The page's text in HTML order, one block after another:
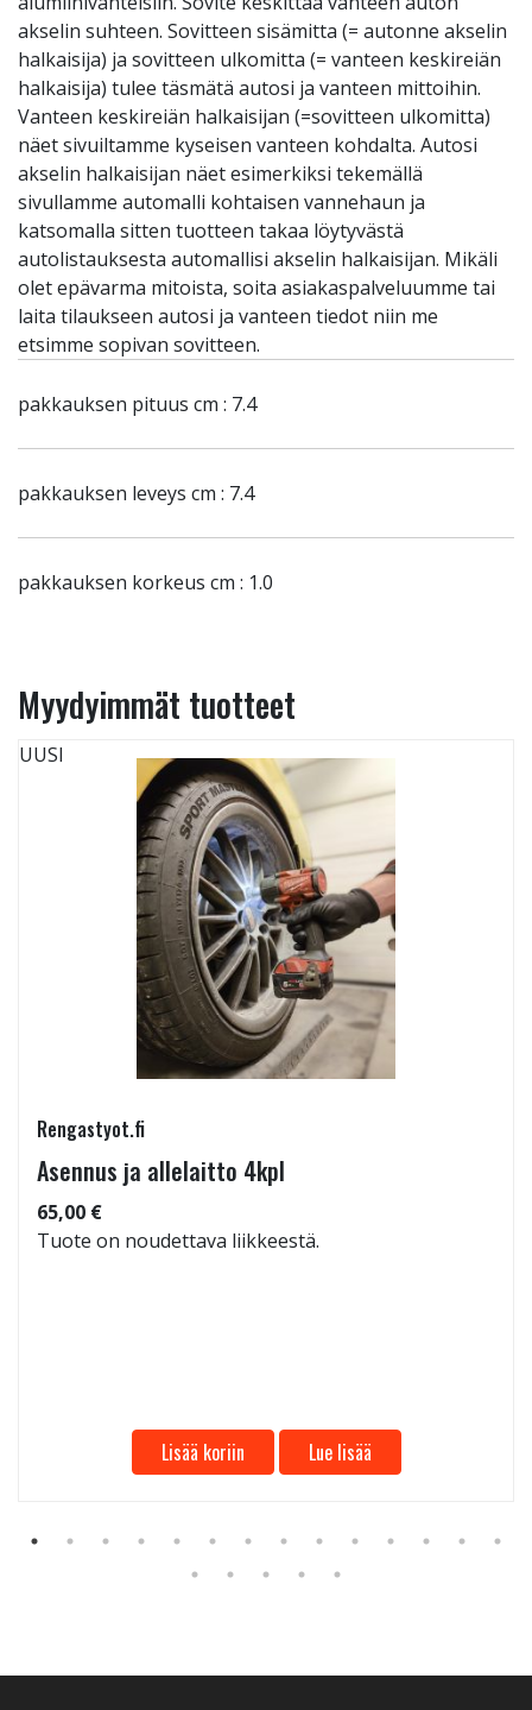
akselin suhteen. Sovitteen sisämitta (= autonne akselin
halkaisija) ja sovitteen ulkomitta (= vanteen keskireiän
halkaisija) tulee täsmätä autosi ja vanteen mittoihin.
Vanteen keskireiän halkaisijan (=sovitteen ulkomitta)
näet sivuiltamme kyseisen vanteen kohdalta. Autosi
akselin halkaisijan näet esimerkiksi tekemällä
sivullamme automalli kohtaisen vannehaun ja
katsomalla sitten tuotteen takaa löytyvästä
autolistauksesta automallisi akselin halkaisijan. Mikäli
olet epävarma mitoista, soita asiakaspalveluumme tai
laita tilaukseen autosi ja vanteen tiedot niin me
etsimme sopivan sovitteen.
pakkauksen pituus cm : 7.4
pakkauksen leveys cm : 7.4
pakkauksen korkeus cm : 1.0
Myydyimmät tuotteet
UUSI
Rengastyot.fi
Asennus ja allelaitto 4kpl
65,00 €
Tuote on noudettava liikkeestä.
Lisää koriin Lue lisää